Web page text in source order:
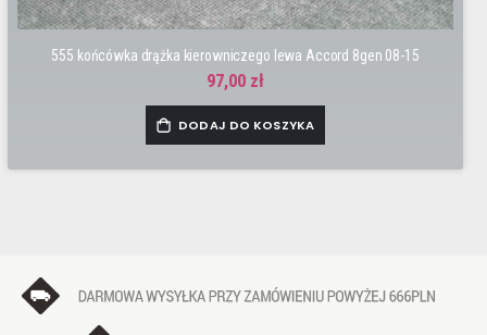
555 końcówka drążka kierowniczego lewa Accord 8gen 08-15
97,00 zł
DODAJ DO KOSZYKA